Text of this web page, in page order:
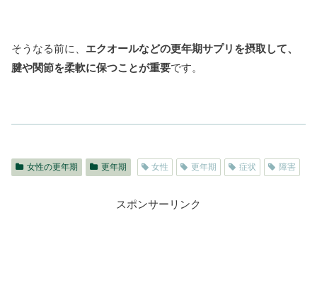
そうなる前に、 エクオールなどの更年期サプリを摂取して、
腱や関節を柔軟に保つことが重要です。
女性の更年期 更年期 女性 更年期 症状 障害
スポンサーリンク